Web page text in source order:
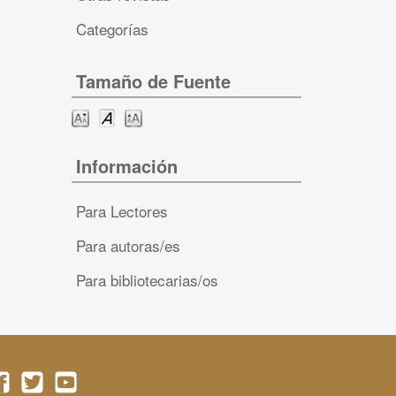
Categorías
Tamaño de Fuente
Información
Para Lectores
Para autoras/es
Para bibliotecarias/os